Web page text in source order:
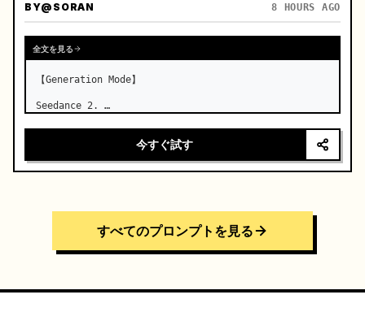
BY@SORAN 8 HOURS AGO
全文を見る
【Generation Mode】
Seedance 2. …
今すぐ試す
すべてのプロンプトを見る